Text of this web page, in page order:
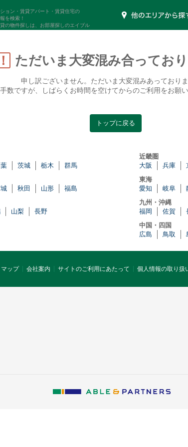
ョン・賃貸アパート・賃貸住宅の
を検索！
の物件探しは、お部屋探しのエイブル
！ ただいま大変混み合っており
申し訳ございません。ただいま大変混みあっておりま
数ですが、しばらくお時間を空けてからのご利用をお願い
トップに戻る
茨城 栃木
群馬
秋田 山形
福島
山梨 長野
近畿圏
大阪
兵庫
東海
愛知
岐阜
九州・沖縄
福岡
佐賀
中国・四国
広島
鳥取
ップ 会社案内 サイトのご利用にあたって 個人情報の取り扱